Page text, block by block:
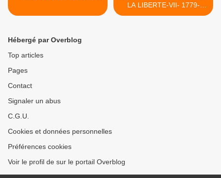
LA LIBERTE-VII- 1779-
1780 Le Retour dans le
Hébergé par Overblog
Top articles
Pages
Contact
Signaler un abus
C.G.U.
Cookies et données personnelles
Préférences cookies
Voir le profil de sur le portail Overblog